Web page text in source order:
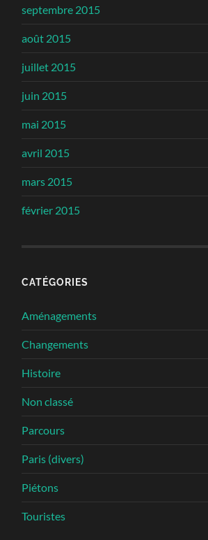
septembre 2015
août 2015
juillet 2015
juin 2015
mai 2015
avril 2015
mars 2015
février 2015
CATÉGORIES
Aménagements
Changements
Histoire
Non classé
Parcours
Paris (divers)
Piétons
Touristes